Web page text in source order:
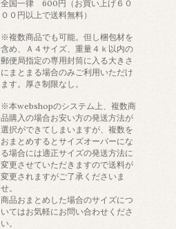
全国一律 600円（お買い上げ６０
００円以上で送料無料）
※複数商品でも可能。但し梱包材を
含め、Ａ４サイズ、重量４ｋ以内の
郵便局指定の専用封筒に入る大きさ
にまとまる場合のみご利用いただけ
ます。厚さ制限なし。
※本webshopのシステム上、複数商
品購入の場合お安い方の発送方法が
選択ができてしまいますが、複数を
おまとめするとサイズオーバーにな
る場合には適正サイズの発送方法に
変更させていただきますので送料が
変更されますがご了承くださいま
せ。
商品おまとめした場合のサイズにつ
いてはお気軽にお問い合わせくださ
い。